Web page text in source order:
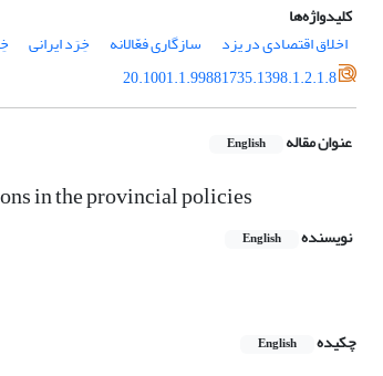
کلیدواژه‌ها
اخلاق اقتصادی در یزد
سازگاری فعّالانه خِرَد ایرانی
20.1001.1.99881735.1398.1.2.1.8
عنوان مقاله English
in the provincial policies
نویسنده English
چکیده
English